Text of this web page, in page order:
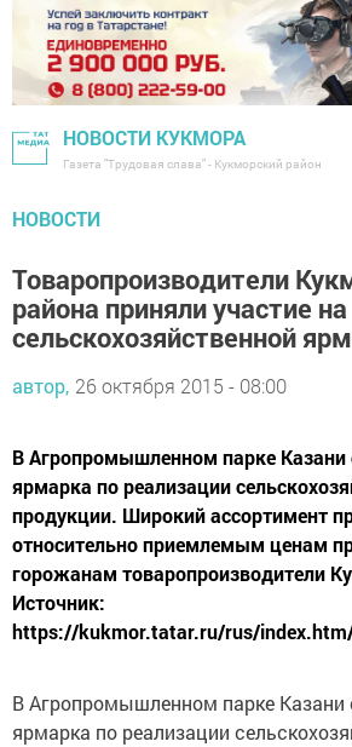
НОВОСТИ КУКМОРА
Газета "Трудовая слава" - Кукморский район
НОВОСТИ
Товаропроизводители
района приняли участие на
сельскохозяйственной
автор, 26 октября 2015 - 08:00
В Агропромышленном парке Казани
ярмарка по реализации
продукции. Широкий ассортимент
относительно приемлемым ценам
горожанам товаропроизводители
Источник:
https://kukmor.tatar.ru/rus/
В Агропромышленном парке Казани
ярмарка по реализации